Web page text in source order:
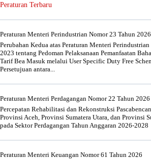
Peraturan Terbaru
Peraturan Menteri Perindustrian Nomor 23 Tahun 2026
Perubahan Kedua atas Peraturan Menteri
2023 tentang Pedoman Pelaksanaan Pemanfaatan
Tarif Bea Masuk melalui User Specific Duty Free
Persetujuan antara...
Peraturan Menteri Perdagangan Nomor 22 Tahun 2026
Percepatan Rehabilitasi dan Rekonstruksi
Provinsi Aceh, Provinsi Sumatera Utara, dan Provinsi
pada Sektor Perdagangan Tahun Anggaran 2026-2028
Peraturan Menteri Keuangan Nomor 61 Tahun 2026